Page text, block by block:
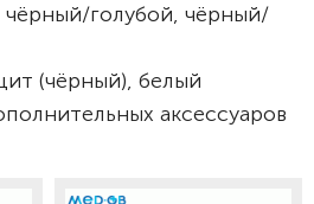
чёрный/голубой, чёрный/
(чёрный), белый
аксессуаров